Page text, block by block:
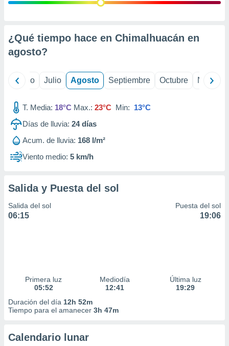
e
mediante
de
1199
¿Qué tiempo hace en Chimalhuacán en
agosto?
Junio Julio Agosto Septiembre Octubre
T. Media: 18°C Max.: 23°C Min: 13°C
Días de lluvia: 24días
Acum. de lluvia: 168 l/m²
Viento medio: 5 km/h
Salida y Puesta del sol
Salida del sol
06:15
Puesta del sol
19:06
Primera luz
05:52
Mediodía
12:41
Última luz
19:29
Duración del día 12h 52m
Tiempo para el amanecer 3h 47m
Calendario lunar